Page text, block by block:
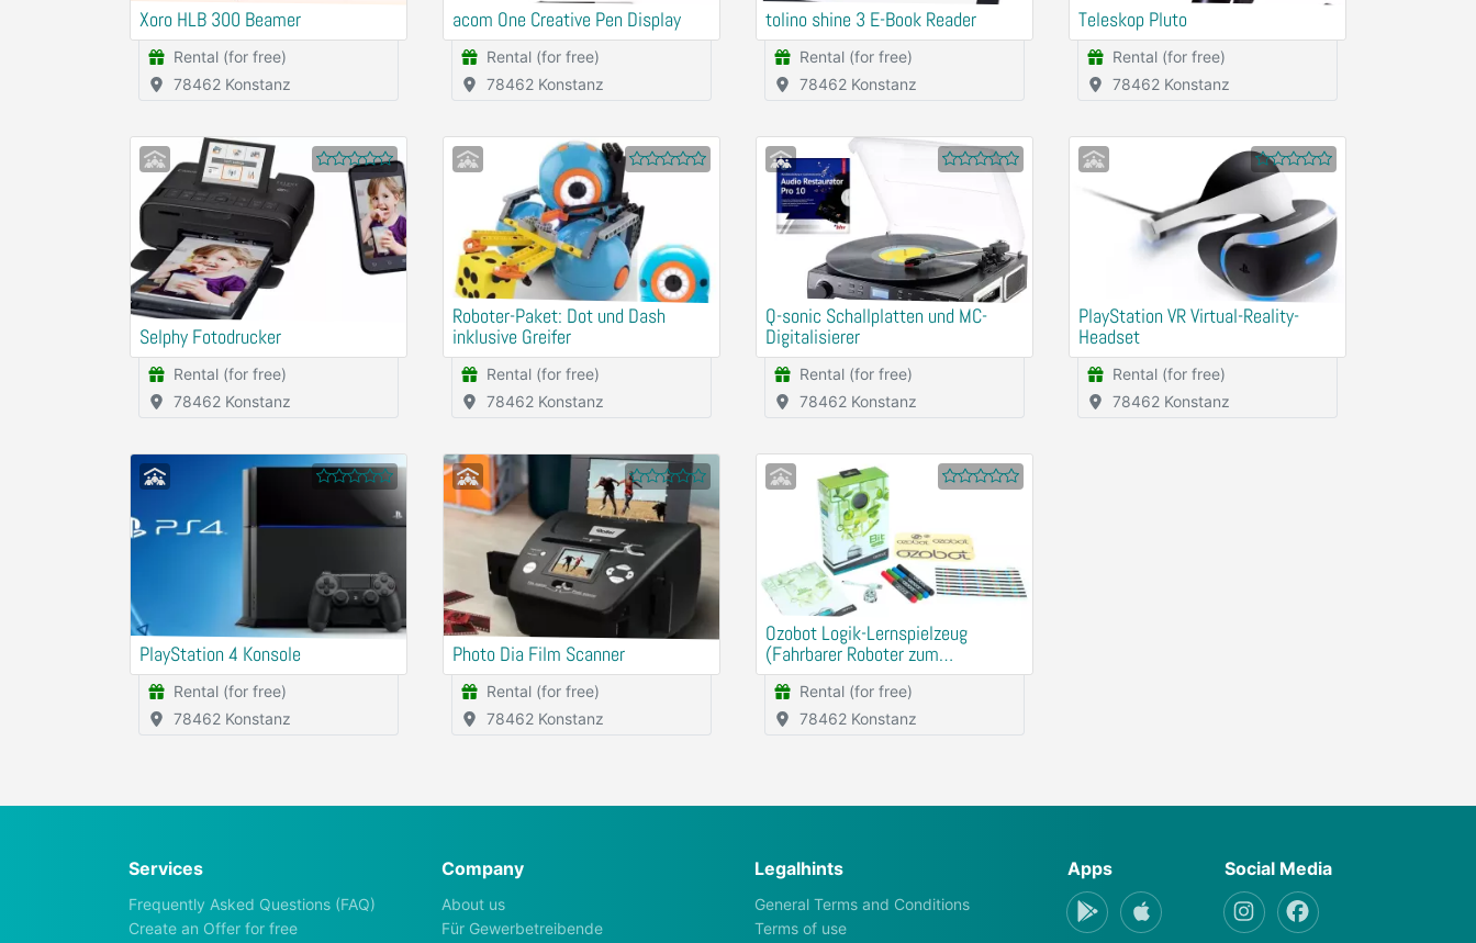
Xoro HLB 300 Beamer
Rental (for free)
78462 Konstanz
acom One Creative Pen Display
Rental (for free)
78462 Konstanz
tolino shine 3 E-Book Reader
Rental (for free)
78462 Konstanz
Teleskop Pluto
Rental (for free)
78462 Konstanz
Selphy Fotodrucker
Rental (for free)
78462 Konstanz
Roboter-Paket: Dot und Dash
inklusive Greifer
Rental (for free)
78462 Konstanz
Q-sonic Schallplatten und MC-
Digitalisierer
Rental (for free)
78462 Konstanz
PlayStation VR Virtual-Reality-
Headset
Rental (for free)
78462 Konstanz
PlayStation 4 Konsole
Rental (for free)
78462 Konstanz
Photo Dia Film Scanner
Rental (for free)
78462 Konstanz
Ozobot Logik-Lernspielzeug
(Fahrbarer Roboter zum
Programmieren ohne Computer)
Rental (for free)
78462 Konstanz
Services
Frequently Asked Questions (FAQ)
Create an Offer for free
Company
About us
Für Gewerbetreibende
Legalhints
General Terms and Conditions
Terms of use
Apps Social Media